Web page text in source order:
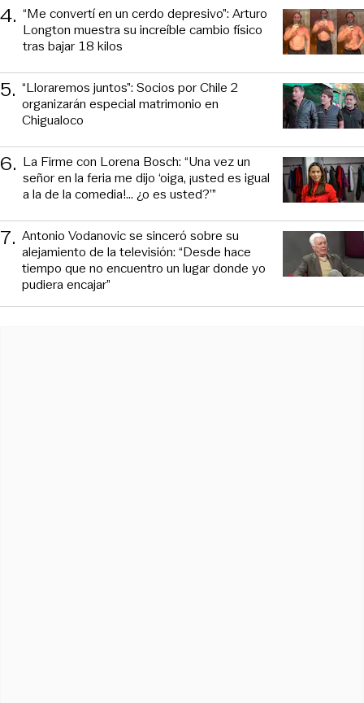
4. “Me convertí en un cerdo depresivo”: Arturo
Longton muestra su increíble cambio físico
tras bajar 18 kilos
5. “Lloraremos juntos”: Socios por Chile 2
organizarán especial matrimonio en
Chigualoco
6. La Firme con Lorena Bosch: “Una vez un
señor en la feria me dijo ‘oiga, ¡usted es igual
a la de la comedia!... ¿o es usted?’”
7. Antonio Vodanovic se sinceró sobre su
alejamiento de la televisión: “Desde hace
tiempo que no encuentro un lugar donde yo
pudiera encajar”